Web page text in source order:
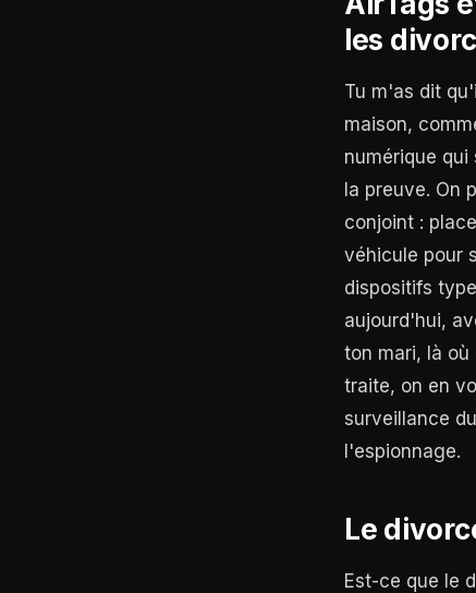
les
Tu m'as dit
maison,
numérique
la preuve. On
conjoint :
véhicule pour
dispositifs
aujourd'hui,
ton mari, là où
traite, on en
surveillance
l'espionnage.
Le
Est-ce que le